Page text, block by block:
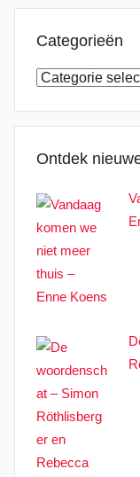
Categorieën
Categorieën
Ontdek